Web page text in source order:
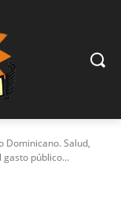
Dominicano. Salud,
público...